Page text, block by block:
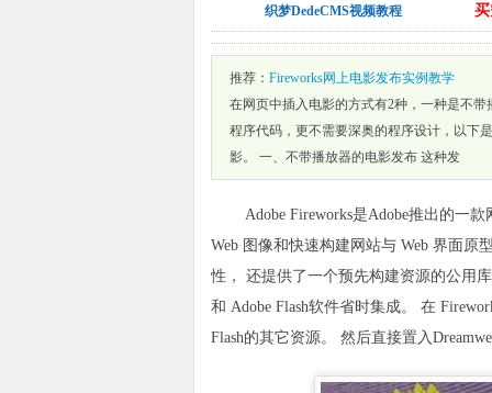
织梦DedeCMS视频教程 买
推荐： Fireworks网上电影发布实例教学
在网页中插入电影的方式有2种，一种是不
程序代码，更不需要深奥的程序设计，以下
影。 一、不带播放器的电影发布 这种发
Adobe Fireworks是Adobe推出的一款
Web 图像和快速构建网站与 Web 界面原
性， 还提供了一个预先构建资源的公用库
和 Adobe Flash软件省时集成。 在
Flash的其它资源。 然后直接置入